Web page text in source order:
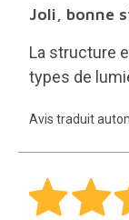
Joli, bonne
La structure
types de
Avis traduit